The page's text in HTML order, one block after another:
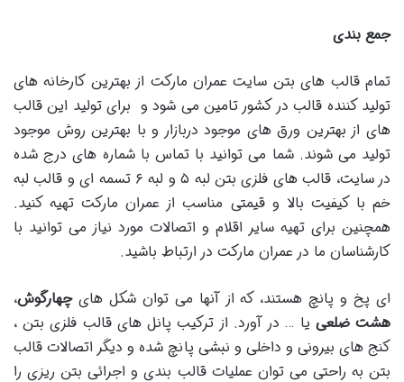
جمع بندی
تمام قالب های بتن سایت عمران مارکت از بهترین کارخانه های
تولید کننده قالب در کشور تامین می شود و برای تولید این قالب
های از بهترین ورق های موجود دربازار و با بهترین روش موجود
تولید می شوند. شما می توانید با تماس با شماره های درج شده
در سایت، قالب های فلزی بتن لبه ۵ و لبه ۶ تسمه ای و قالب لبه
خم با کیفیت بالا و قیمتی مناسب از عمران مارکت تهیه کنید.
همچنین برای تهیه سایر اقلام و اتصالات مورد نیاز می توانید با
کارشناسان ما در عمران مارکت در ارتباط باشید.
ای پخ و پانچ هستند، که از آنها می توان شکل هایچهارگوش،
هشت ضلعی یا … در آورد. از ترکیب پانل های قالب فلزی بتن ،
کنج های بیرونی و داخلی و نبشی پانچ شده و دیگر اتصالات قالب
بتن به راحتی می توان عملیات قالب بندی و اجرائی بتن ریزی را